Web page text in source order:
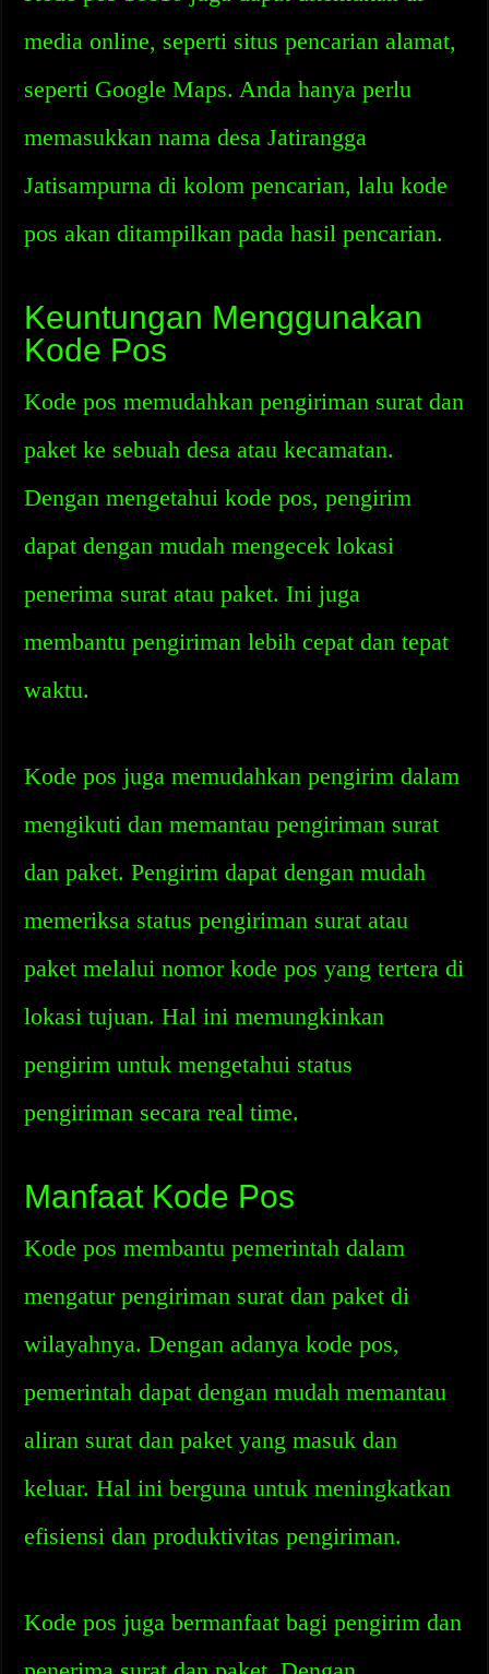
media online, seperti situs pencarian alamat,
seperti Google Maps. Anda hanya perlu
memasukkan nama desa Jatirangga
Jatisampurna di kolom pencarian, lalu kode
pos akan ditampilkan pada hasil pencarian.
Keuntungan Menggunakan
Kode Pos
Kode pos memudahkan pengiriman surat dan
paket ke sebuah desa atau kecamatan.
Dengan mengetahui kode pos, pengirim
dapat dengan mudah mengecek lokasi
penerima surat atau paket. Ini juga
membantu pengiriman lebih cepat dan tepat
waktu.
Kode pos juga memudahkan pengirim dalam
mengikuti dan memantau pengiriman surat
dan paket. Pengirim dapat dengan mudah
memeriksa status pengiriman surat atau
paket melalui nomor kode pos yang tertera di
lokasi tujuan. Hal ini memungkinkan
pengirim untuk mengetahui status
pengiriman secara real time.
Manfaat Kode Pos
Kode pos membantu pemerintah dalam
mengatur pengiriman surat dan paket di
wilayahnya. Dengan adanya kode pos,
pemerintah dapat dengan mudah memantau
aliran surat dan paket yang masuk dan
keluar. Hal ini berguna untuk meningkatkan
efisiensi dan produktivitas pengiriman.
Kode pos juga bermanfaat bagi pengirim dan